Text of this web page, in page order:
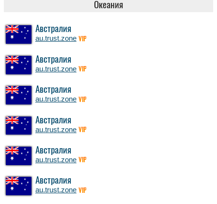
Океания
Австралия
au.trust.zone VIP
Австралия
au.trust.zone VIP
Австралия
au.trust.zone VIP
Австралия
au.trust.zone VIP
Австралия
au.trust.zone VIP
Австралия
au.trust.zone VIP